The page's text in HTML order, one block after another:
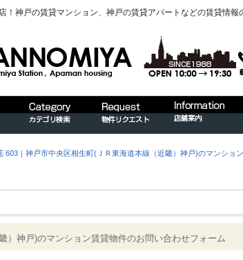
神戸の賃貸マンション、神戸の賃貸アパートなどの賃貸情報
603｜神戸市中央区相生町(ＪＲ東海道本線（近畿）神戸)のマンショ
）神戸)のマンション賃貸物件のお問い合わせフォーム